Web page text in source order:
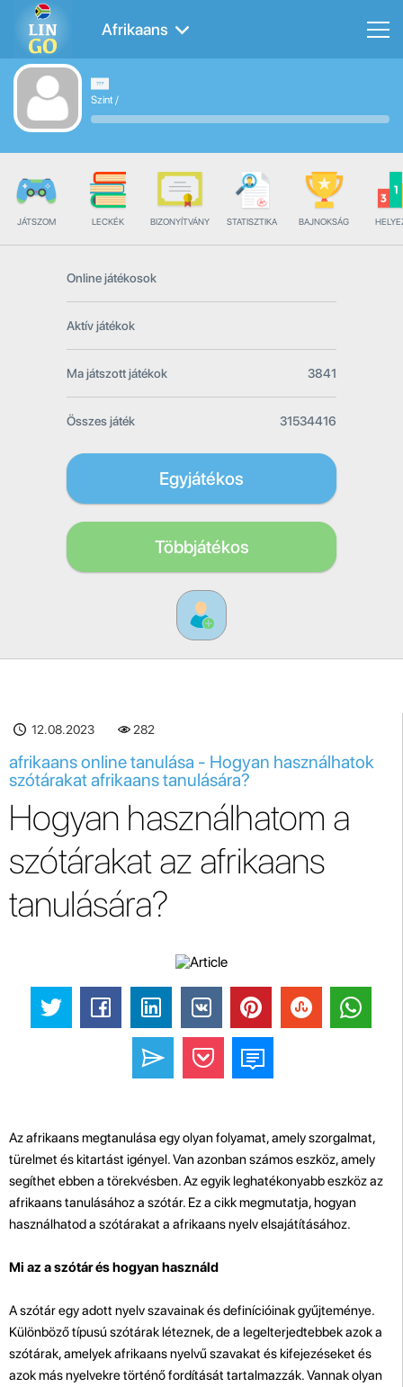
Afrikaans
Szint/
JÁTSZOM LECKÉK BIZONYÍTVÁNY STATISZTIKA BAJNOKSÁG
Online játékosok
Aktív játékok
Ma játszott játékok 3841
Összes játék 31534416
Egyjátékos
Többjátékos
12.08.2023 282
afrikaans online tanulása - Hogyan használhatok
szótárakat afrikaans tanulására?
Hogyan használhatom a
szótárakat az afrikaans
tanulására?
Az afrikaans megtanulása egy olyan folyamat, amely szorgalmat,
türelmet és kitartást igényel. Van azonban számos eszköz, amely
segíthet ebben a törekvésben. Az egyik leghatékonyabb eszköz az
afrikaans tanulásához a szótár. Ez a cikk megmutatja, hogyan
használhatod a szótárakat a afrikaans nyelv elsajátításához.
Mi az a szótár és hogyan használd
A szótár egy adott nyelv szavainak és definícióinak gyűjteménye.
Különböző típusú szótárak léteznek, de a legelterjedtebbek azok a
szótárak, amelyek afrikaans nyelvű szavakat és kifejezéseket és
azok más nyelvekre történő fordítását tartalmazzák. Vannak olyan